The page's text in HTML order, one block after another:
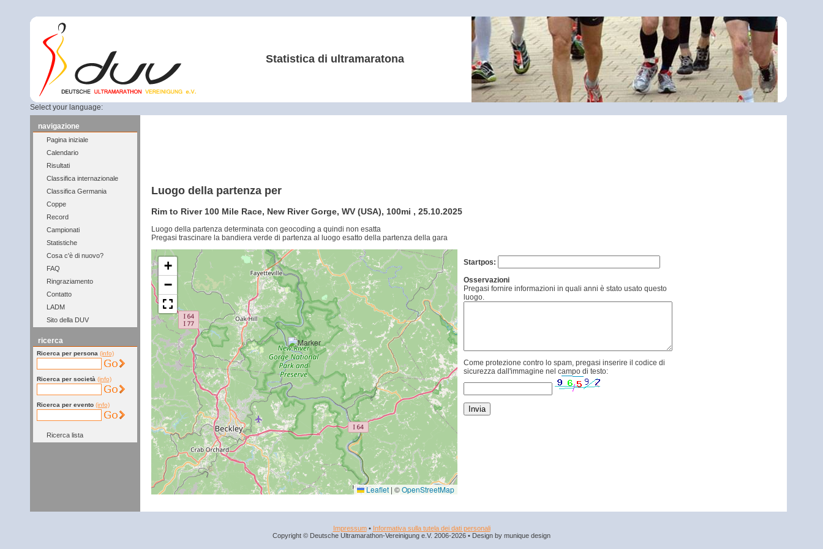
Statistica di ultramaratona
Select your language:
navigazione
Pagina iniziale
Calendario
Risultati
Classifica internazionale
Classifica Germania
Coppe
Record
Campionati
Statistiche
Cosa c'è di nuovo?
FAQ
Ringraziamento
Contatto
LADM
Sito della DUV
ricerca
Ricerca per persona (info)
Ricerca per società (info)
Ricerca per evento (info)
Ricerca lista
Luogo della partenza per
Rim to River 100 Mile Race, New River Gorge, WV (USA), 100mi , 25.10.2025
Luogo della partenza determinata con geocoding a quindi non esatta
Pregasi trascinare la bandiera verde di partenza al luogo esatto della partenza della gara
+
−
Leaflet | ©OpenStreetMap
Startpos:
Osservazioni
Pregasi fornire informazioni in quali anni è stato usato questo
luogo.
Come protezione contro lo spam, pregasi inserire il codice di
sicurezza dall'immagine nel campo di testo:
Impressum• Informativa sulla tutela dei dati personali
Copyright © Deutsche Ultramarathon-Vereinigung e.V. 2006-2026 • Design by munique design